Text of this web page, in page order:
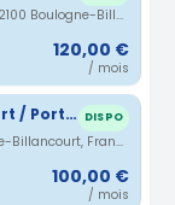
2 Avenue Du Stade De Coubertin, 92100 Boulogne-Billancourt, France · 3.14 km
120,00 €
/ mois
Parking Boulgne-Billancourt / Porte de saint cloud DISPO
37 Place René Clair, 92100 Boulogne-Billancourt, France · 3.17 km
100,00 €
/ mois